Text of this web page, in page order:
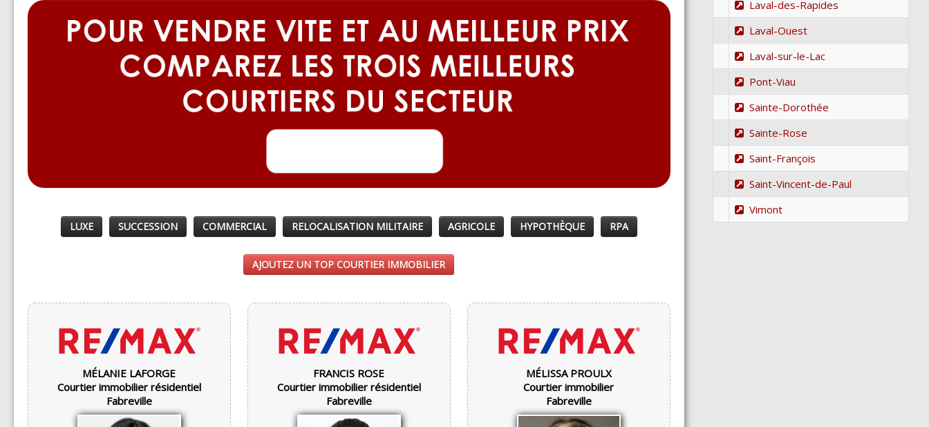
LUXE SUCCESSION COMMERCIAL RELOCALISATION MILITAIRE AGRICOLE HYPOTHÈQUE RPA
AJOUTEZ UN TOP COURTIER IMMOBILIER
MÉLANIE LAFORGE
Courtier immobilier résidentiel
Fabreville
FRANCIS ROSE
Courtier immobilier résidentiel
Fabreville
MÉLISSA PROULX
Courtier immobilier
Fabreville
Laval-des-Rapides
Laval-Ouest
Laval-sur-le-Lac
Pont-Viau
Sainte-Dorothée
Sainte-Rose
Saint-François
Saint-Vincent-de-Paul
Vimont